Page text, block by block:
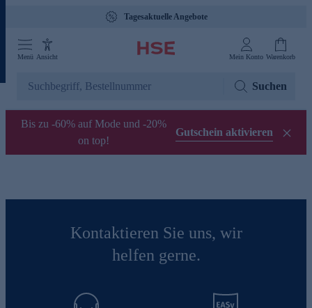
Tagesaktuelle Angebote
Menü Ansicht Mein Konto Warenkorb
Suchen
Bis zu -60% auf Mode und -20%
on top!
Gutschein aktivieren
Kontaktieren Sie uns, wir
helfen gerne.